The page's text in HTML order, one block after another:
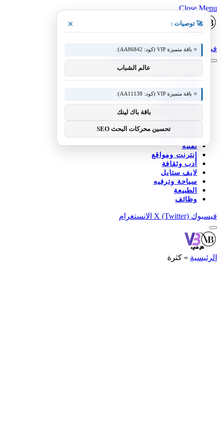
Close Menu
فيسبوك X (Twitter) الانستغرام
عناوين رئيسية
الرياضية
أخبار السعودية
علوم وتكنولوجيا
مال و أعمال
تقنية
إنترنت ومواقع
أدب وثقافة
لايف ستايل
سياحة وترفيه
الطبيعة
وظائف
فيسبوك X (Twitter) الانستغرام
الرئيسية » كثرة
🚀 توصيات : ×
⭐ باقة متميزة VIP (كود: AA86842):
عالم الشباب
⭐ باقة متميزة VIP (كود: AA11138):
باقة باك لينك
تحسين محركات البحث SEO